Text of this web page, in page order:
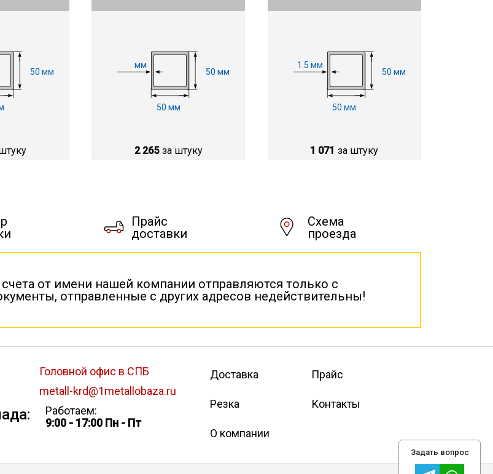
50 мм
мм
50 мм
50 мм
2 265 за штуку
1.5 мм
50 мм
50 мм
1 071 за штуку
Прайс
доставки
Схема
проезда
от имени нашей компании отправляются только с
отправленные с других адресов недействительны!
Задать вопрос
Головной офис в СПБ
metall-krd@1metallobaza.ru
Работаем:
9:00 - 17:00 Пн - Пт
Доставка Прайс
Резка Контакты
О компании